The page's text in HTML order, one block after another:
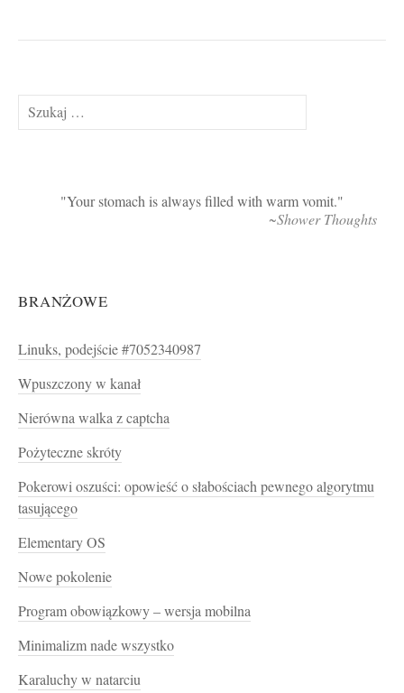
Szukaj:
Your stomach is always filled with warm vomit.
~Shower Thoughts
BRANŻOWE
Linuks, podejście #7052340987
Wpuszczony w kanał
Nierówna walka z captcha
Pożyteczne skróty
Pokerowi oszuści: opowieść o słabościach pewnego algorytmu
tasującego
Elementary OS
Nowe pokolenie
Program obowiązkowy – wersja mobilna
Minimalizm nade wszystko
Karaluchy w natarciu